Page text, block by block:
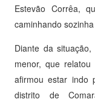
Estevão Corrêa,
caminhando
Diante da
menor, que
afirmou estar indo
distrito de